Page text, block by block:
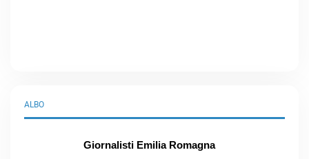
ALBO
Giornalisti Emilia Romagna